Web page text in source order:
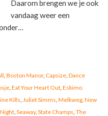
Daarom brengen we je ook
vandaag weer een
Boston Manor, Capsize, Dance
, Eat Your Heart Out, Eskimo
Kills Juliet Simms Melkweg, New
, Seaway, State Champs The